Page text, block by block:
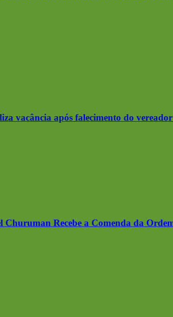
vacância após falecimento do
Churuman Recebe a Comenda da